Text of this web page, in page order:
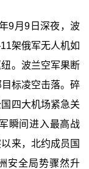
9月9日深夜，波
架俄军无人机如
。波兰空军果断
标凌空击落。碎
四大机场紧急关
瞬间进入最高战
来，北约成员国
安全局势骤然升